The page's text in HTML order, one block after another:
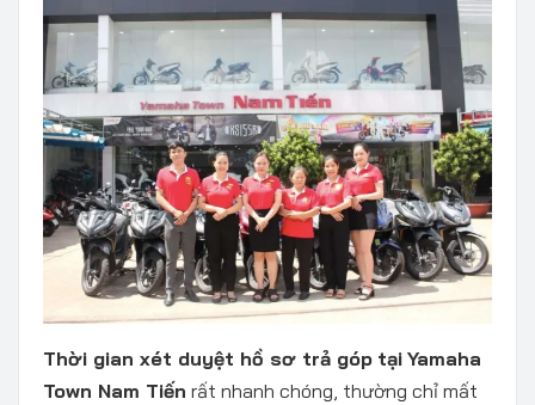
Thời gian xét duyệt hồ sơ trả góp tại Yamaha
Town Nam Tiến rất nhanh chóng, thường chỉ mất